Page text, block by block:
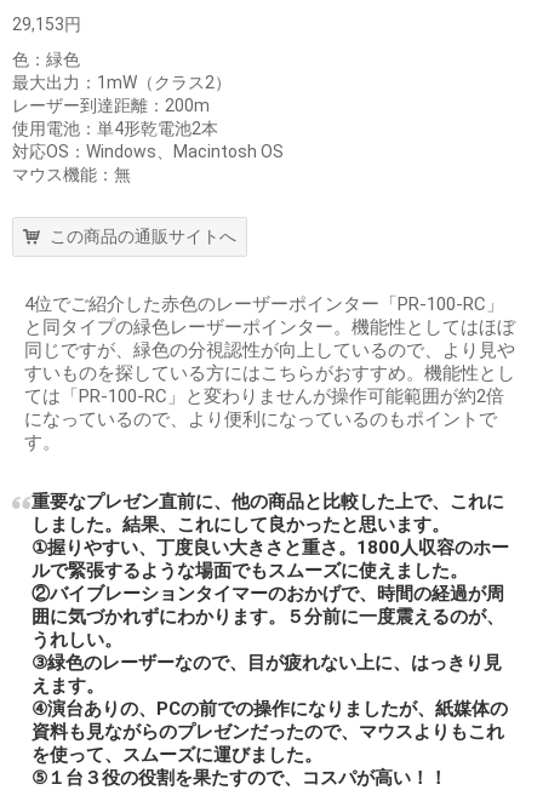
29,153円
色：緑色
最大出力：1mW（クラス2）
レーザー到達距離：200m
使用電池：単4形乾電池2本
対応OS：Windows、Macintosh OS
マウス機能：無
この商品の通販サイトへ
4位でご紹介した赤色のレーザーポインター「PR-100-RC」
と同タイプの緑色レーザーポインター。機能性としてはほぼ
同じですが、緑色の分視認性が向上しているので、より見や
すいものを探している方にはこちらがおすすめ。機能性とし
ては「PR-100-RC」と変わりませんが操作可能範囲が約2倍
になっているので、より便利になっているのもポイントで
す。
重要なプレゼン直前に、他の商品と比較した上で、これに
しました。結果、これにして良かったと思います。
①握りやすい、丁度良い大きさと重さ。1800人収容のホー
ルで緊張するような場面でもスムーズに使えました。
②バイブレーションタイマーのおかげで、時間の経過が周
囲に気づかれずにわかります。５分前に一度震えるのが、
うれしい。
③緑色のレーザーなので、目が疲れない上に、はっきり見
えます。
④演台ありの、PCの前での操作になりましたが、紙媒体の
資料も見ながらのプレゼンだったので、マウスよりもこれ
を使って、スムーズに運びました。
⑤１台３役の役割を果たすので、コスパが高い！！